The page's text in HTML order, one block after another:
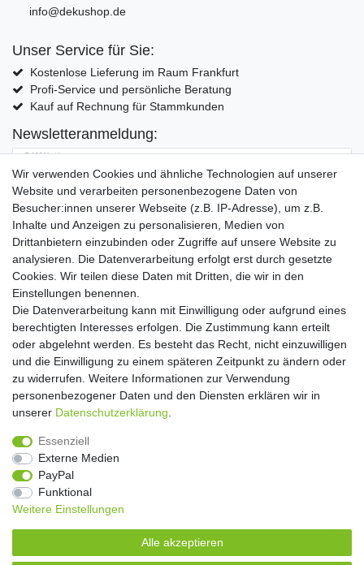
info@dekushop.de
Unser Service für Sie:
Kostenlose Lieferung im Raum Frankfurt
Profi-Service und persönliche Beratung
Kauf auf Rechnung für Stammkunden
Newsletteranmeldung:
E-MAIL **
Hiermit bestätige ich, dass ich die Daten­schutz­erklärung
Einwilligung kann ich jederzeit widerrufen.**
Abonnieren
** Hierbei handelt es sich um ein Pflichtfeld.
Widerrufs­recht Widerrufs­formular Impressum
Daten­schutz­erklärung AGB Kontakt
Wir verwenden Cookies und ähnliche Technologien auf unserer
Website und verarbeiten personenbezogene Daten von
Besucher:innen unserer Webseite (z.B. IP-Adresse), um z.B.
Inhalte und Anzeigen zu personalisieren, Medien von
Drittanbietern einzubinden oder Zugriffe auf unsere Website zu
analysieren. Die Datenverarbeitung erfolgt erst durch gesetzte
Cookies. Wir teilen diese Daten mit Dritten, die wir in den
Einstellungen benennen.
Die Datenverarbeitung kann mit Einwilligung oder aufgrund eines
berechtigten Interesses erfolgen. Die Zustimmung kann erteilt
oder abgelehnt werden. Es besteht das Recht, nicht einzuwilligen
und die Einwilligung zu einem späteren Zeitpunkt zu ändern oder
zu widerrufen. Weitere Informationen zur Verwendung
personenbezogener Daten und den Diensten erklären wir in
unserer Daten­schutz­erklärung
Essenziell
Externe Medien
PayPal
Funktional
Weitere Einstellungen
Alle akzeptieren
Copyright 2016 | Dekushop.de | Alle Rechte vorbehalten. |
Angebote gelten nur für Industrie, Handel, Handwerk und
Widerrufs­recht